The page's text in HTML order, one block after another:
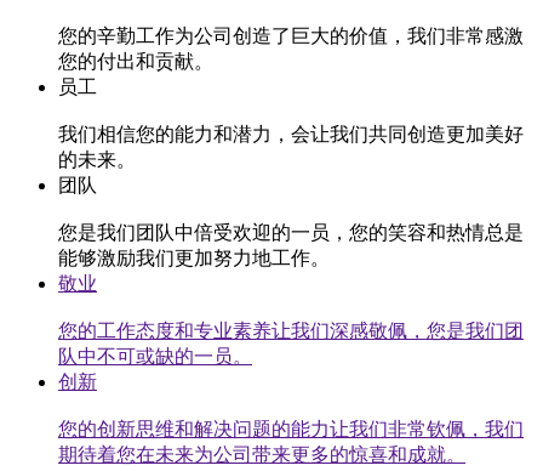
您的辛勤工作为公司创造了巨大的价值，我们非常感激
您的付出和贡献。
员工
我们相信您的能力和潜力，会让我们共同创造更加美好
的未来。
团队
您是我们团队中倍受欢迎的一员，您的笑容和热情总是
能够激励我们更加努力地工作。
敬业
您的工作态度和专业素养让我们深感敬佩，您是我们团
队中不可或缺的一员。
创新
您的创新思维和解决问题的能力让我们非常钦佩，我们
期待着您在未来为公司带来更多的惊喜和成就。